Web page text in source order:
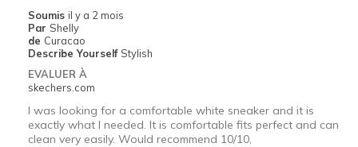
Les meilleures utilisations
Sizing
Feels true to size
View On Shoes
I'm Really Into Shoes
Soumis il y a 2 mois
Par Shelly
de Curacao
Describe Yourself Stylish
EVALUER À
skechers.com
I was looking for a comfortable white sneaker and it is
exactly what I needed. It is comfortable fits perfect and can
clean very easily. Would recommend 10/10,